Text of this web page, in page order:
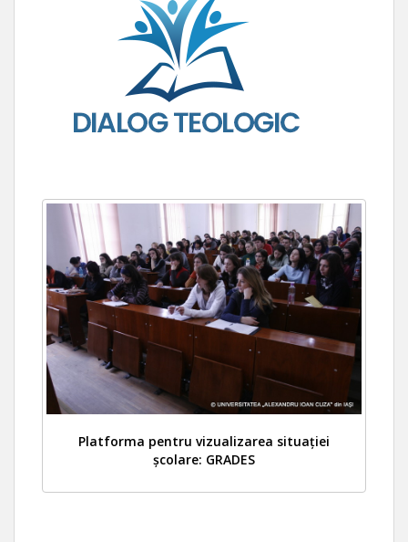
Platforma pentru vizualizarea situației
școlare: GRADES